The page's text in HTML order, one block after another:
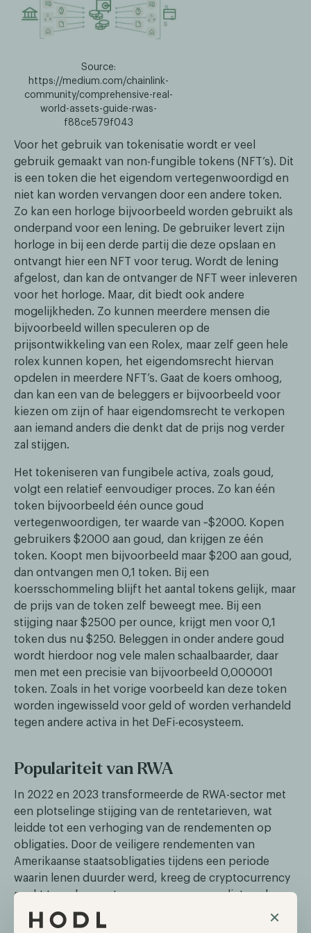
×
Source:
https://medium.com/chainlink-
community/comprehensive-real-
world-assets-guide-rwas-
f88ce579f043
Voor het gebruik van tokenisatie wordt er veel
gebruik gemaakt van non-fungible tokens (NFT’s). Dit
is een token die het eigendom vertegenwoordigd en
niet kan worden vervangen door een andere token.
Zo kan een horloge bijvoorbeeld worden gebruikt als
onderpand voor een lening. De gebruiker levert zijn
horloge in bij een derde partij die deze opslaan en
ontvangt hier een NFT voor terug. Wordt de lening
afgelost, dan kan de ontvanger de NFT weer inleveren
voor het horloge. Maar, dit biedt ook andere
mogelijkheden. Zo kunnen meerdere mensen die
bijvoorbeeld willen speculeren op de
prijsontwikkeling van een Rolex, maar zelf geen hele
rolex kunnen kopen, het eigendomsrecht hiervan
opdelen in meerdere NFT’s. Gaat de koers omhoog,
dan kan een van de beleggers er bijvoorbeeld voor
kiezen om zijn of haar eigendomsrecht te verkopen
aan iemand anders die denkt dat de prijs nog verder
zal stijgen.
Het tokeniseren van fungibele activa, zoals goud,
volgt een relatief eenvoudiger proces. Zo kan één
token bijvoorbeeld één ounce goud
vertegenwoordigen, ter waarde van ~$2000. Kopen
gebruikers $2000 aan goud, dan krijgen ze één
token. Koopt men bijvoorbeeld maar $200 aan goud,
dan ontvangen men 0,1 token. Bij een
koersschommeling blijft het aantal tokens gelijk, maar
de prijs van de token zelf beweegt mee. Bij een
stijging naar $2500 per ounce, krijgt men voor 0,1
token dus nu $250. Beleggen in onder andere goud
wordt hierdoor nog vele malen schaalbaarder, daar
men met een precisie van bijvoorbeeld 0,000001
token. Zoals in het vorige voorbeeld kan deze token
worden ingewisseld voor geld of worden verhandeld
tegen andere activa in het DeFi-ecosysteem.
Populariteit van RWA
In 2022 en 2023 transformeerde de RWA-sector met
een plotselinge stijging van de rentetarieven, wat
leidde tot een verhoging van de rendementen op
obligaties. Door de veiligere rendementen van
Amerikaanse staatsobligaties tijdens een periode
waarin lenen duurder werd, kreeg de cryptocurrency
markt te maken met een neergang en verliet veel
kapitaal de markt. Dit dwong DeFi-protocollen om
andere mogelijkheden te onderzoeken om inkomsten